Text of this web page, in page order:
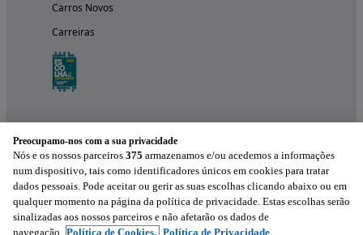
Carros Novos
Carreiras
Experimenta a aplicação
Preocupamo-nos com a sua privacidade
Nós e os nossos parceiros 375 armazenamos e/ou acedemos a informações
num dispositivo, tais como identificadores únicos em cookies para tratar
dados pessoais. Pode aceitar ou gerir as suas escolhas clicando abaixo ou em
qualquer momento na página da política de privacidade. Estas escolhas serão
sinalizadas aos nossos parceiros e não afetarão os dados de
navegação. Política de Cookies, Política de Privacidade